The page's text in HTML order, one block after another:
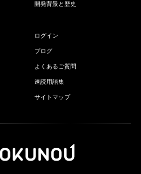
開発背景と歴史
ログイン
ブログ
よくあるご質問
速読用語集
サイトマップ